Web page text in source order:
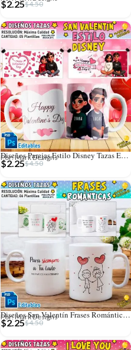
$4.50
$2.25
Diseños Parejas Estilo Disney Tazas Editables
Por: Mark Designs
$4.50
$2.25
Diseños San Valentín Frases Románticas Tazas
Por: Mark Designs
$4.50
$2.25